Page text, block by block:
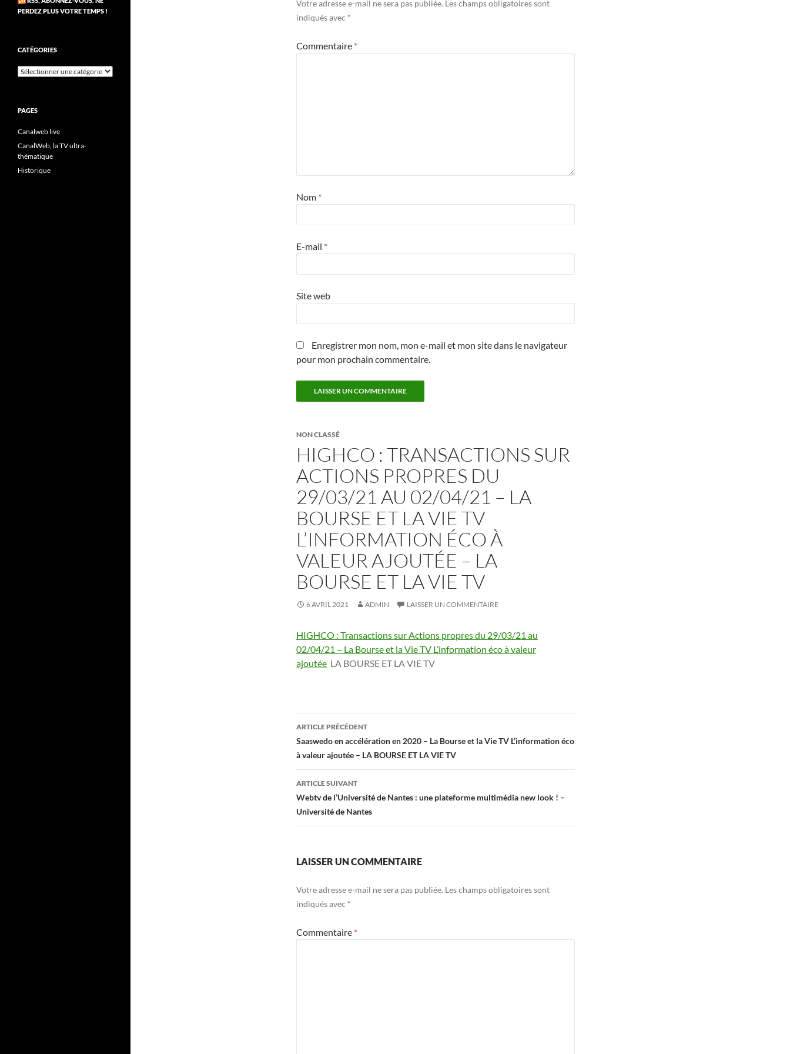
Votre adresse e-mail ne sera pas publiée. Les champs obligatoires sont
indiqués avec *
Commentaire *
Nom *
E-mail *
Site web
Enregistrer mon nom, mon e-mail et mon site dans le navigateur
pour mon prochain commentaire.
NON CLASSÉ
HIGHCO : TRANSACTIONS SUR
ACTIONS PROPRES DU
29/03/21 AU 02/04/21 – LA
BOURSE ET LA VIE TV
L’INFORMATION ÉCO À
VALEUR AJOUTÉE – LA
BOURSE ET LA VIE TV
6 AVRIL 2021 ADMIN LAISSER UN COMMENTAIRE
HIGHCO : Transactions sur Actions propres du 29/03/21 au
02/04/21 – La Bourse et la Vie TV L’information éco à valeur
ajoutée LA BOURSE ET LA VIE TV
Navigation
des
articles
ARTICLE PRÉCÉDENT
Saaswedo en accélération en 2020 – La Bourse et la Vie TV L’information éco
à valeur ajoutée – LA BOURSE ET LA VIE TV
ARTICLE SUIVANT
Webtv de l’Université de Nantes : une plateforme multimédia new look ! –
Université de Nantes
LAISSER UN COMMENTAIRE
Votre adresse e-mail ne sera pas publiée. Les champs obligatoires sont
indiqués avec *
Commentaire *
PERDEZ PLUS VOTRE TEMPS !
CATÉGORIES
Catégories
PAGES
Canalweb live
CanalWeb, la TV ultra-
thématique
Historique